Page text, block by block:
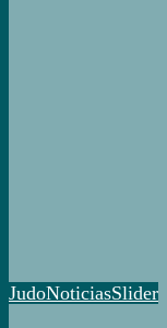
JudoNoticiasSlider